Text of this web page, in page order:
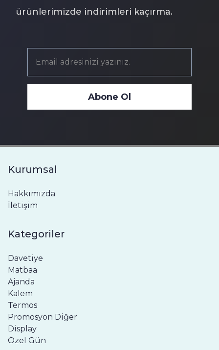
ürünlerimizde indirimleri kaçırma.
Abone Ol
Kurumsal
Hakkımızda
İletişim
Kategoriler
Davetiye
Matbaa
Ajanda
Kalem
Termos
Promosyon Diğer
Display
Özel Gün